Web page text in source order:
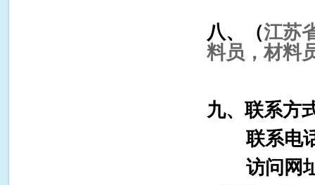
八、（江苏
料员，材料
九、联系方
联系电
访问网